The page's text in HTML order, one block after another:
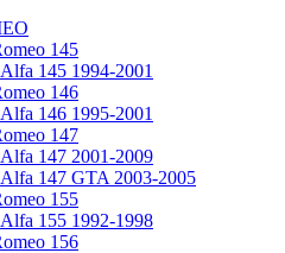
145
Alfa 145 1994-2001
146
Alfa 146 1995-2001
147
Alfa 147 2001-2009
Alfa 147 GTA 2003-2005
155
Alfa 155 1992-1998
156